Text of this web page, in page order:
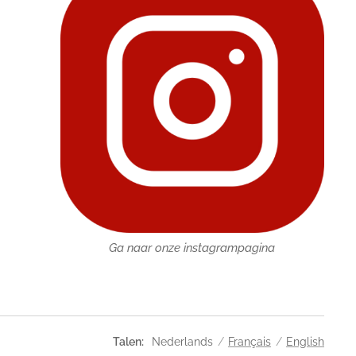
Ga naar onze instagrampagina
Talen Nederlands Français English